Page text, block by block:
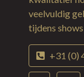
veelvuldig
tijdens
+31 (0)